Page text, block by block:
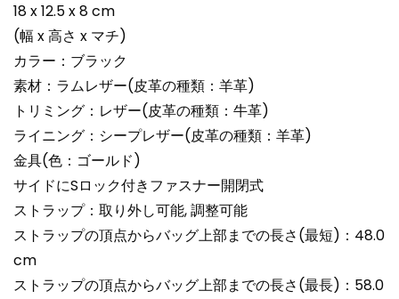
グ
人
気
個
18 x 12.5 x 8 cm
(幅 x 高さ x マチ)
カラー：ブラック
素材：ラムレザー(皮革の種類：羊革)
トリミング：レザー(皮革の種類：牛革)
ライニング：シープレザー(皮革の種類：羊革)
金具(色：ゴールド)
サイドにSロック付きファスナー開閉式
ストラップ：取り外し可能, 調整可能
ストラップの頂点からバッグ上部までの長さ(最短)：48.0
cm
ストラップの頂点からバッグ上部までの長さ(最長)：58.0